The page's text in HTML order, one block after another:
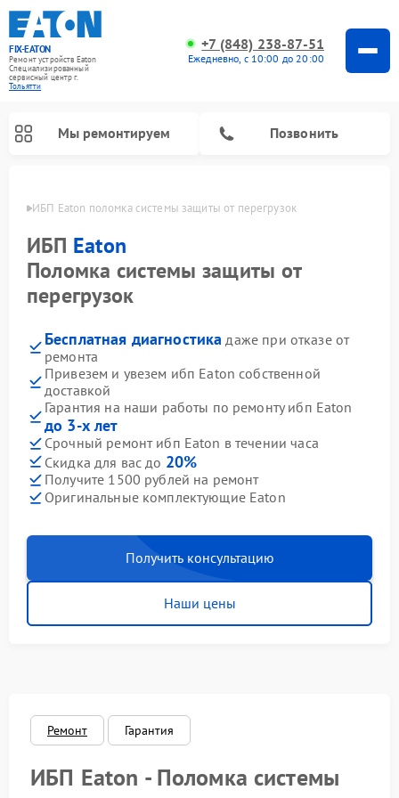
FIX-EATON
Ремонт устройств Eaton
Специализированный
cервисный центр г.
Тольятти
+7 (848) 238-87-51
Ежедневно, с 10:00 до 20:00
Мы ремонтируем Позвонить
ИБП Eaton поломка системы защиты от перегрузок
ИБП Eaton
Поломка системы защиты от
перегрузок
Бесплатная диагностика даже при отказе от
ремонта
Привезем и увезем ибп Eaton собственной
доставкой
Гарантия на наши работы по ремонту ибп Eaton
до 3-х лет
Срочный ремонт ибп Eaton в течении часа
Скидка для вас до 20%
Получите 1500 рублей на ремонт
Оригинальные комплектующие Eaton
Получить консультацию
Наши цены
Ремонт Гарантия
ИБП Eaton - Поломка системы